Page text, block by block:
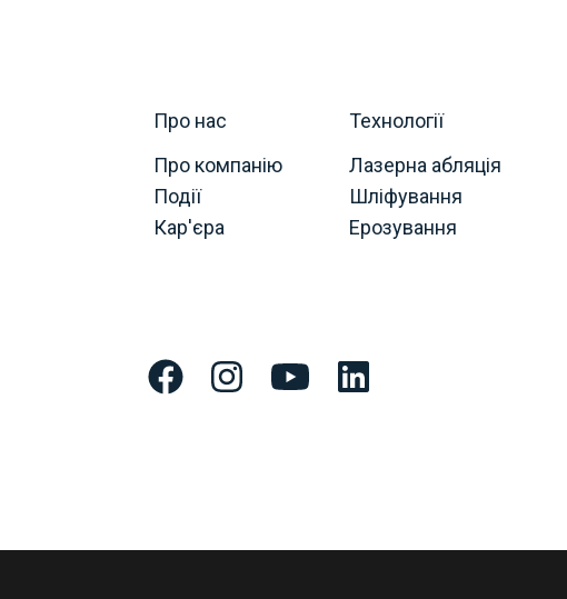
Про нас
Про компанію
Події
Кар'єра
Технології
Лазерна абляція
Шліфування
Ерозування